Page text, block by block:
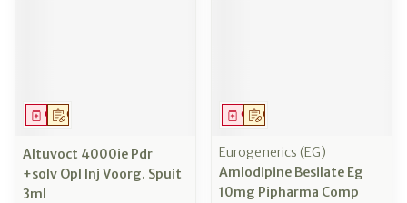
Op voorschrift
Geneesmiddel
Altuvoct 4000ie Pdr
+solv Opl Inj Voorg. Spuit
3ml
Op voorschrift
Geneesmiddel
Eurogenerics (EG)
Amlodipine Besilate Eg
10mg Pipharma Comp